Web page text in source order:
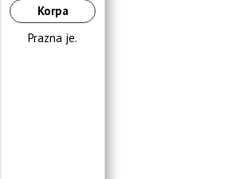
Korpa
Prazna je.